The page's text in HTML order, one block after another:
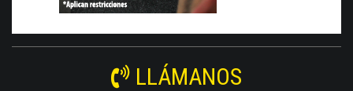
LLÁMANOS